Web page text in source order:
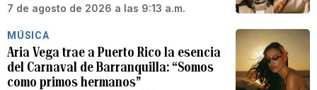
7 de agosto de 2026 a las 9:13 a.m.
MÚSICA
Aria Vega trae a Puerto Rico la esencia
del Carnaval de Barranquilla: “Somos
como primos hermanos”